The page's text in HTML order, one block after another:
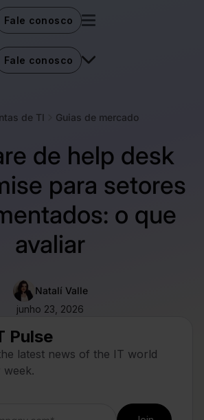
Fale conosco
Fale conosco
de TI Guias de mercado
de help desk
para setores
o que
avaliar
Natalí Valle
junho 23, 2026
Pulse
latest news of the IT world
week.